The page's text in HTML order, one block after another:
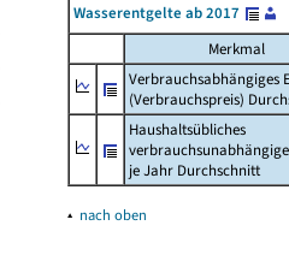
Wasserentgelte ab 2017
Merkmal
Verbrauchsabhängiges
(Verbrauchspreis)
Haushaltsübliches
je Jahr Durchschnitt
▴ nach oben